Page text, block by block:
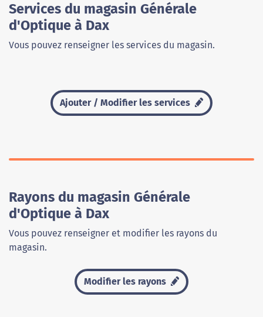
Services du magasin Générale
d'Optique à Dax
Vous pouvez renseigner les services du magasin.
Ajouter / Modifier les services
Rayons du magasin Générale
d'Optique à Dax
Vous pouvez renseigner et modifier les rayons du
magasin.
Modifier les rayons